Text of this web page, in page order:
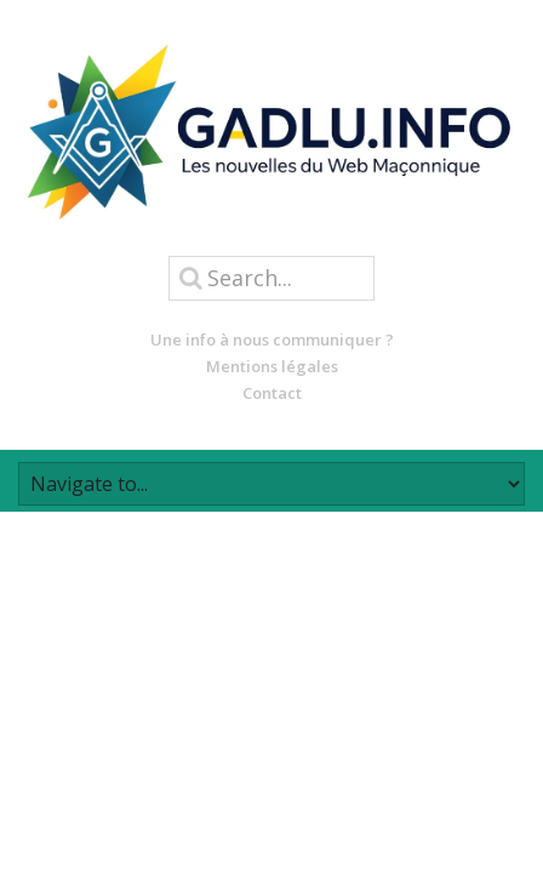
Une info à nous communiquer ?
Mentions légales
Contact